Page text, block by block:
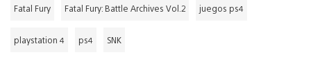
Fatal Fury Fatal Fury: Battle Archives Vol.2 juegos ps4
playstation 4 ps4 SNK